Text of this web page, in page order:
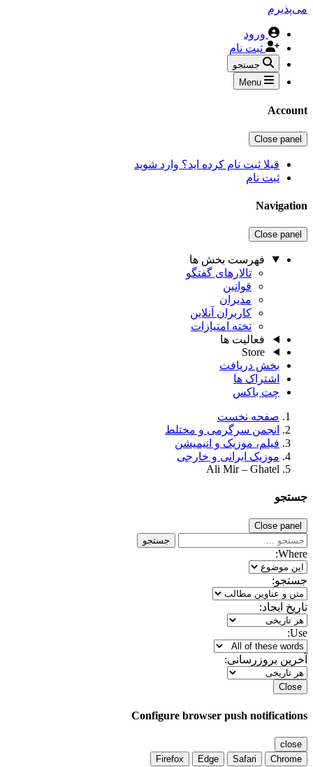
می‌پذیرم
ورود
ثبت نام
جستجو
Menu
Account
Close panel
قبلا ثبت نام کرده اید؟ وارد شوید
ثبت نام
Navigation
Close panel
فهرست بخش ها
تالارهای گفتگو
قوانین
مدیران
کاربران آنلاین
تخته امتیازات
فعالیت ها
Store
بخش دریافت
اشتراک ها
چت باکس
صفحه نخست
انجمن سرگرمی و مختلط
فیلم، موزیک و انیمیشن
موزیک ایرانی و خارجی
Ali Mir – Ghatel
جستجو
Close panel
جستجو
Where:
جستجو:
تاریخ ایجاد:
Use:
آخرین بروزرسانی:
Close
Configure browser push notifications
close
Chrome
Safari
Edge
Firefox